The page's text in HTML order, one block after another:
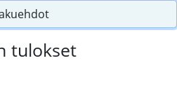
tulokset